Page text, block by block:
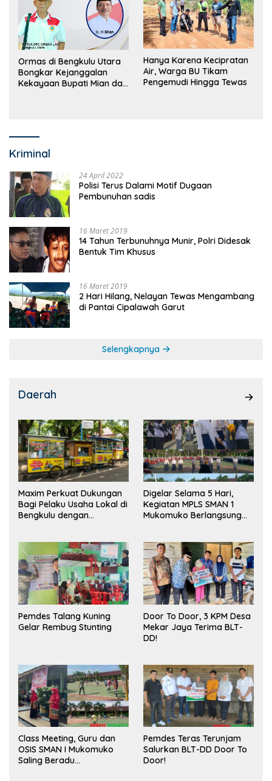
Ormas di Bengkulu Utara
Bongkar Kejanggalan
Kekayaan Bupati Mian dan
Hanya Karena Kecipratan
Air, Warga BU Tikam
Pengemudi Hingga Tewas
Kriminal
24 April 2022
Polisi Terus Dalami Motif Dugaan
Pembunuhan sadis
16 Maret 2019
14 Tahun Terbunuhnya Munir, Polri Didesak
Bentuk Tim Khusus
16 Maret 2019
2 Hari Hilang, Nelayan Tewas Mengambang
di Pantai Cipalawah Garut
Selengkapnya
Daerah
Maxim Perkuat Dukungan
Bagi Pelaku Usaha Lokal di
Bengkulu dengan
Pasar
Digelar Selama 5 Hari,
Kegiatan MPLS SMAN 1
Mukomuko Berlangsung
Pemdes Talang Kuning
Gelar Rembug Stunting
Door To Door, 3 KPM Desa
Mekar Jaya Terima BLT-
DD!
Class Meeting, Guru dan
OSIS SMAN I Mukomuko
Saling Beradu
Pemdes Teras Terunjam
Salurkan BLT-DD Door To
Door!